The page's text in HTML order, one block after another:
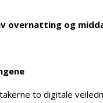
overnatting og
to digitale